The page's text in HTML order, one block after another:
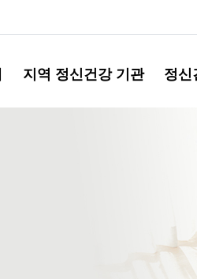
지역 정신건강 기관 정신